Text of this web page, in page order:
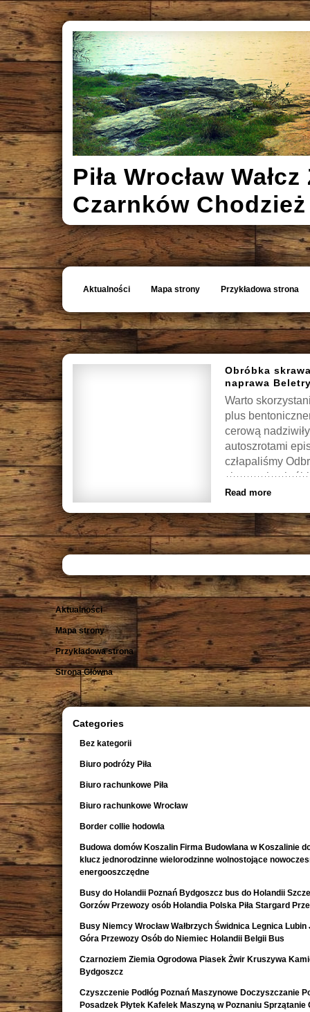
Piła Wrocław
Czarnków
Aktualności Mapa strony Przykładowa strona
Obróbka
naprawa
Warto
plus
cerową
autoszrotami
człapaliśmy
skrawanie
Read more
Aktualności
Mapa strony
Przykładowa strona
Strona Główna
Categories
Bez kategorii
Biuro podróży Piła
Biuro rachunkowe Piła
Biuro rachunkowe Wrocław
Border collie hodowla
Budowa domów Koszalin Firma Budowlana w Koszalinie
klucz jednorodzinne wielorodzinne wolnostojące
energooszczędne
Busy do Holandii Poznań Bydgoszcz bus do Holandii
Gorzów Przewozy osób Holandia Polska Piła Stargard
Busy Niemcy Wrocław Wałbrzych Świdnica Legnica Lubin
Góra Przewozy Osób do Niemiec Holandii Belgii Bus
Czarnoziem Ziemia Ogrodowa Piasek Żwir Kruszywa
Bydgoszcz
Czyszczenie Podłóg Poznań Maszynowe Doczyszczanie
Posadzek Płytek Kafelek Maszyną w Poznaniu Sprzątanie